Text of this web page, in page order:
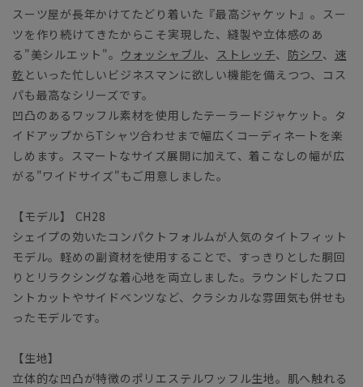
スーツ屋が長年かけてたどり着いた『最高ジャケット』。スー
ツを作り続けてきたからこそ実現した、縫製や立体感のあ
る"美シルエット"。 ウォッシャブル、 ストレッチ、 防シワ、 速
乾 といった忙しいビジネスマンに欲しい機能を備えつつ、コス
パも最高なシリーズです。
凹凸のあるワッフル素材を使用したテーラードジャケット。タ
イドアップからTシャツ合わせまで幅広くコーディネートを楽
しめます。スマートなサイズ展開に加えて、着こなしの幅が広
がる"ワイドサイズ"もご用意しました。
【モデル】 CH28
シェイプの効いたコンパクトフォルムが人気のタイトフィット
モデル。軽めの副資材を使用することで、すっきりとした胴回
りとリラクシングな着心地を両立しました。ラウンドしたフロ
ントカットやサイドベンツなど、クラシカルな雰囲気も併せも
ったモデルです。
【生地】
立体的な凹凸が特徴のポリエステルワッフル生地。肌へ触れる